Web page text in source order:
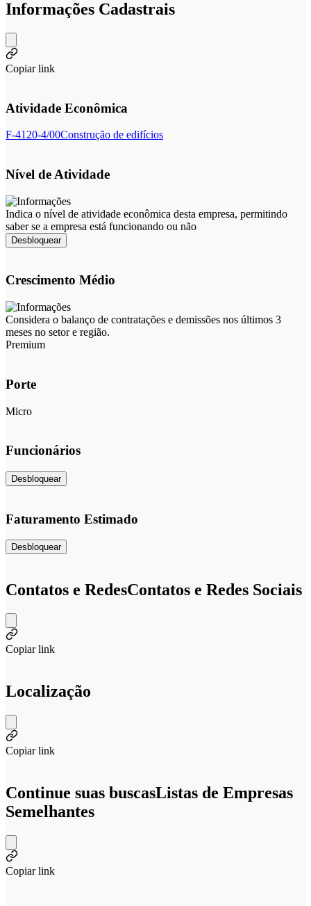
Informações Cadastrais
Copiar link
Atividade Econômica
F-4120-4/00Construção de edifícios
Nível de Atividade
Indica o nível de atividade econômica desta empresa, permitindo
saber se a empresa está funcionando ou não
Desbloquear
Crescimento Médio
Considera o balanço de contratações e demissões nos últimos 3
meses no setor e região.
Premium
Porte
Micro
Funcionários
Desbloquear
Faturamento Estimado
Desbloquear
Contatos e RedesContatos e Redes Sociais
Copiar link
Localização
Copiar link
Continue suas buscasListas de Empresas
Semelhantes
Copiar link